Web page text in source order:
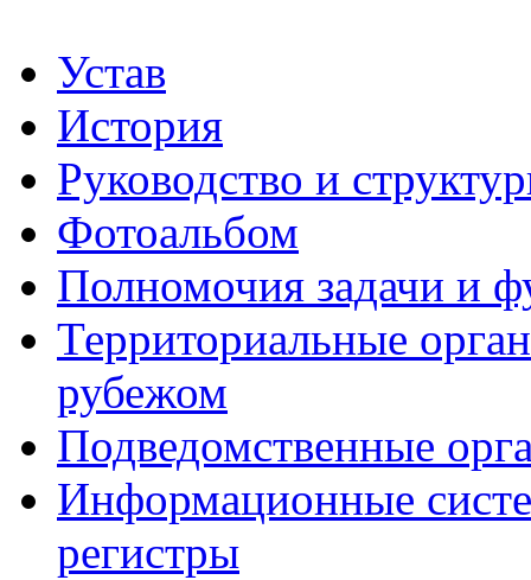
Устав
История
Руководство и
Фотоальбом
Полномочия задачи и
Территориальные
рубежом
Подведомственные
Информационные
регистры